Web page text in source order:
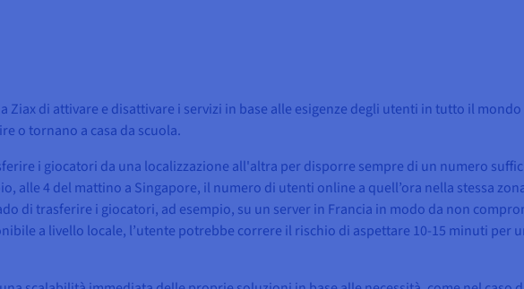
Ziax di attivare e disattivare i servizi in base alle esigenze degli utenti in tutto il
o tornano a casa da scuola.
i giocatori da una localizzazione all'altra per disporre sempre di un numero
alle 4 del mattino a Singapore, il numero di utenti online a quell’ora nella stessa
di trasferire i giocatori, ad esempio, su un server in Francia in modo da non
a livello locale, l’utente potrebbe correre il rischio di aspettare 10-15 minuti per